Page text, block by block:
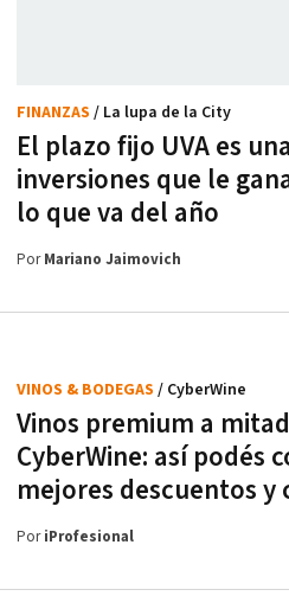
El plazo fijo UVA es
inversiones que le
lo que va del año
FINANZAS / La lupa de la City
PorMariano Jaimovich
Vinos premium a
CyberWine: así podés
mejores descuentos y
VINOS & BODEGAS / CyberWine
PoriProfesional